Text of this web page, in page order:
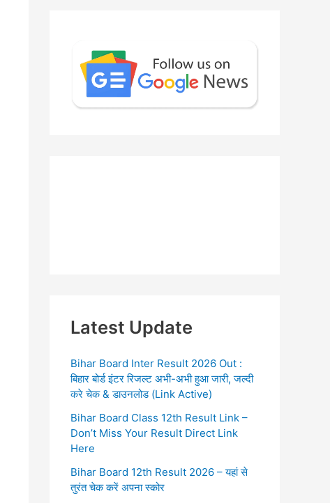
Latest Update
Bihar Board Inter Result 2026 Out :
बिहार बोर्ड इंटर रिजल्ट अभी-अभी हुआ जारी, जल्दी
करे चेक & डाउनलोड (Link Active)
Bihar Board Class 12th Result Link –
Don’t Miss Your Result Direct Link
Here
Bihar Board 12th Result 2026 – यहां से
तुरंत चेक करें अपना स्कोर